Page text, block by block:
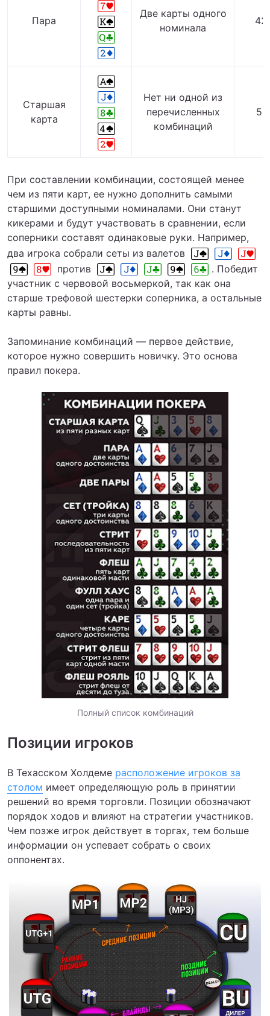
Пара
Две карты одного
номинала
Старшая
карта
Нет ни одной из
перечисленных
комбинаций
При составлении комбинации, состоящей менее
чем из пяти карт, ее нужно дополнить самыми
старшими доступными номиналами. Они станут
кикерами и будут участвовать в сравнении, если
соперники составят одинаковые руки. Например,
два игрока собрали сеты из валетов
против
. Победит
участник с червовой восьмеркой, так как она
старше трефовой шестерки соперника, а остальные
карты равны.
Запоминание комбинаций — первое действие,
которое нужно совершить новичку. Это основа
правил покера.
Полный список комбинаций
Позиции игроков
В Техасском Холдеме расположение игроков за
столом имеет определяющую роль в принятии
решений во время торговли. Позиции обозначают
порядок ходов и влияют на стратегии участников.
Чем позже игрок действует в торгах, тем больше
информации он успевает собрать о своих
оппонентах.